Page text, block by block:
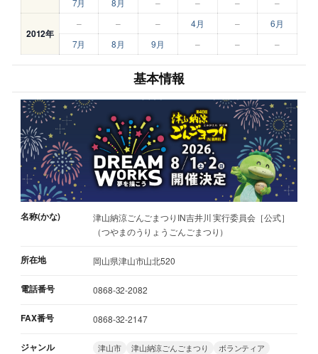
7月
8月 – – – –
2012年
– – – 4月 –
6月
7月
8月 9月 – – –
基本情報
名称(かな)
津山納涼ごんごまつりIN吉井川 実行委員会［公式］
（つやまのうりょうごんごまつり）
所在地 岡山県津山市山北520
電話番号 0868-32-2082
FAX番号 0868-32-2147
ジャンル 津山市 津山納涼ごんごまつり
ボランティア